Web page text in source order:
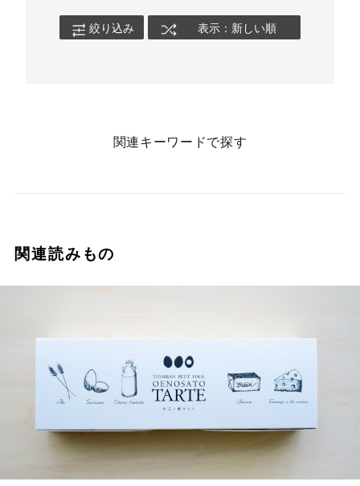
やクリーミーさ、そしてタルト生地のザクッと食
絞り込み 表示：新しい順
関連キーワードで探す
関連読みもの